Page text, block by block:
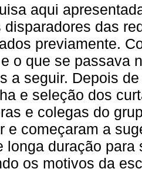
aqui
disparadores das
previamente.
o que se passava
a seguir. Depois
e seleção dos
e colegas do
e começaram a
longa duração
os motivos da